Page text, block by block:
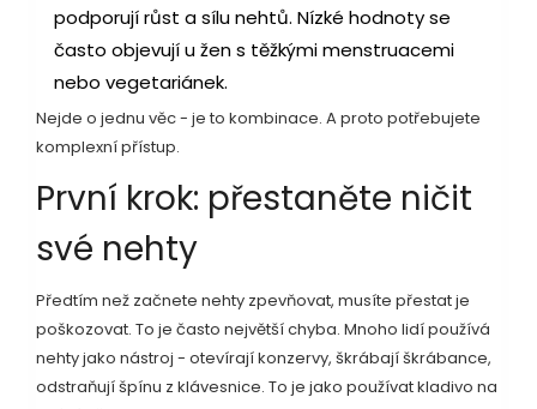
podporují růst a sílu nehtů. Nízké hodnoty se
často objevují u žen s těžkými menstruacemi
nebo vegetariánek.
Nejde o jednu věc - je to kombinace. A proto potřebujete
komplexní přístup.
První krok: přestaněte ničit
své nehty
Předtím než začnete nehty zpevňovat, musíte přestat je
poškozovat. To je často největší chyba. Mnoho lidí používá
nehty jako nástroj - otevírají konzervy, škrábají škrábance,
odstraňují špínu z klávesnice. To je jako používat kladivo na